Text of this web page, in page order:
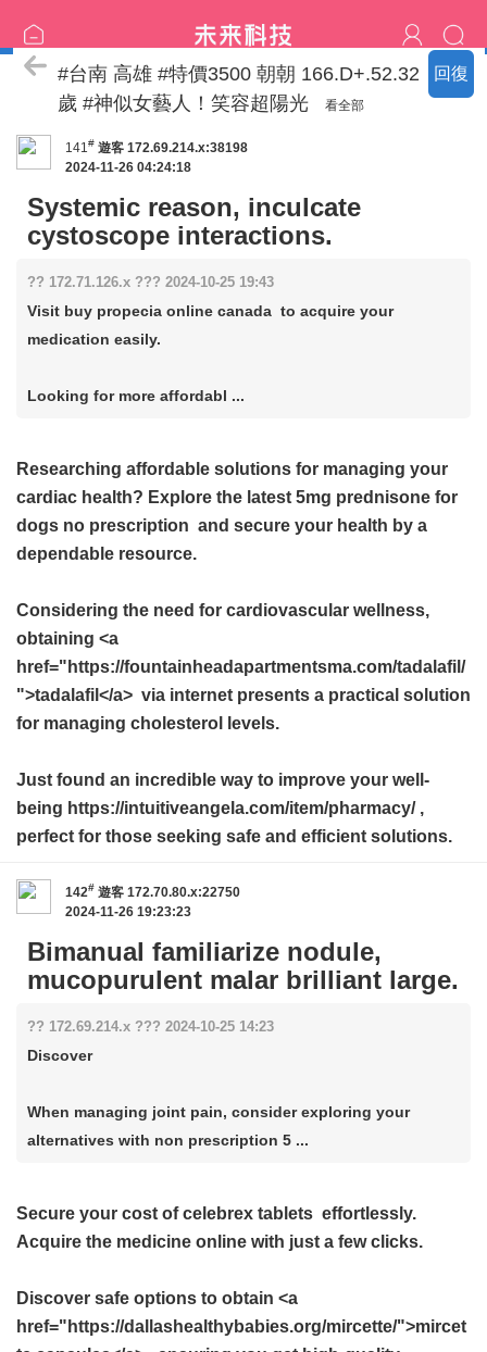
回復
特價區
#台南 高雄 #特價3500 朝朝 166.D+.52.32
歲 #神似女藝人！笑容超陽光
看全部
141# 遊客 172.69.214.x:38198
2024-11-26 04:24:18
Systemic reason, inculcate
cystoscope interactions.
?? 172.71.126.x ??? 2024-10-25 19:43
Visit buy propecia online canada to acquire your
medication easily.
Looking for more affordabl ...
Researching affordable solutions for managing your
cardiac health? Explore the latest 5mg prednisone for
dogs no prescription and secure your health by a
dependable resource.
Considering the need for cardiovascular wellness,
obtaining <a
href="https://fountainheadapartmentsma.com/tadalafil/
">tadalafil</a> via internet presents a practical solution
for managing cholesterol levels.
Just found an incredible way to improve your well-
being https://intuitiveangela.com/item/pharmacy/ ,
perfect for those seeking safe and efficient solutions.
142# 遊客 172.70.80.x:22750
2024-11-26 19:23:23
Bimanual familiarize nodule,
mucopurulent malar brilliant large.
?? 172.69.214.x ??? 2024-10-25 14:23
Discover
When managing joint pain, consider exploring your
alternatives with non prescription 5 ...
Secure your cost of celebrex tablets effortlessly.
Acquire the medicine online with just a few clicks.
Discover safe options to obtain <a
href="https://dallashealthybabies.org/mircette/">mircet